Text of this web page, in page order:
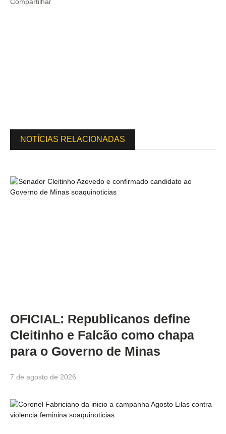
NOTÍCIAS RELACIONADAS
OFICIAL: Republicanos define
Cleitinho e Falcão como chapa
para o Governo de Minas
7 de agosto de 2026